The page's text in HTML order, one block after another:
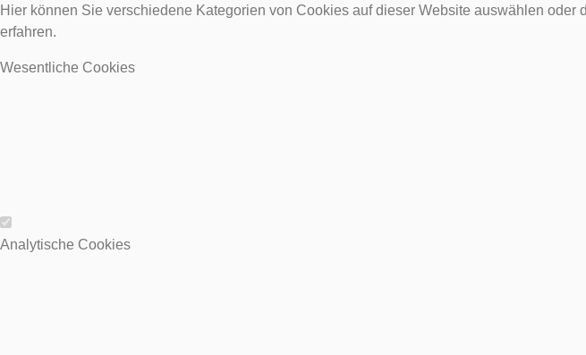
Hier können Sie verschiedene Kategorien von Cookies auf dieser Website auswählen
erfahren.
Wesentliche Cookies
Wesentliche Cookies
Analytische Cookies